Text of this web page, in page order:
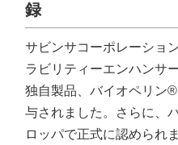
録
サビンサコーポレーショ
ラビリティーエンハンサ
独自製品、バイオペリン
与されました。さらに、
ロッパで正式に認められ